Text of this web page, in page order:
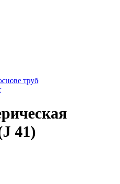
труб
41)